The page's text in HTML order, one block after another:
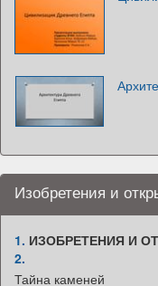
Изобретения и
1. ИЗОБРЕТЕНИЯ И
2.
Тайна каменей